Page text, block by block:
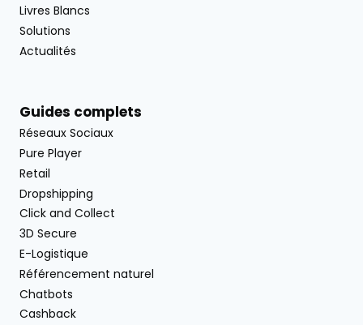
Livres Blancs
Solutions
Actualités
Guides complets
Réseaux Sociaux
Pure Player
Retail
Dropshipping
Click and Collect
3D Secure
E-Logistique
Référencement naturel
Chatbots
Cashback